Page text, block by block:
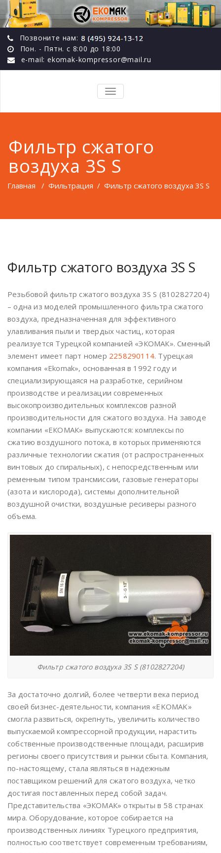
Позвоните нам:
Пон. - Пятн. с 8:00 до 18:00
e-mail: ekomak-kompressor@mail.ru
TOGGLE
Фильтр сжатого
воздуха 3S S
Главная / Фильтрация / Фильтр сжатого воздуха 3S S
Фильтр сжатого воздуха 3S S
Резьбовой фильтр сжатого воздуха 3S S (8102827204)
– одна из моделей промышленного фильтра сжатого
воздуха, предназначенная для эффективного
улавливания пыли и твердых частиц, которая
реализуется Турецкой компанией «ЭКОМАК». Сменный
элемент имеет парт номер 2258290114. Турецкая
компания «Ekomak», основанная в 1992 году и
специализирующаяся на разработке, серийном
производстве и реализации современных
высокопроизводительных комплексов разной
производительности для сжатого воздуха. На заводе
компании «ЕКОМАК» выпускаются: комплексы по
сжатию воздушного потока, в которых применяются
различные технологии сжатия (от распространенных
винтовых до спиральных), с непосредственным или
ременным типом трансмиссии, газовые генераторы
(азота и кислорода), системы дополнительной
воздушной очистки, воздушные ресиверы разного
объема.
Фильтр сжатого воздуха 3S S (8102827204)
За достаточно долгий, более четверти века период
своей бизнес-деятельности, компания «EKOMAK»
смогла развиться, окрепнуть, увеличить количество
выпускаемой компрессорной продукции, нарастить
собственные производственные площади, расширив
регионы своего присутствия и рынки сбыта. Компания,
по-настоящему, стала являться в надежным
поставщиком решений для сжатого воздуха, четко
достигая поставленных перед собой задач.
Представительства «ЭКОМАК» открыты в 58 странах
мира. Оборудование, которое собирается на
производственных линиях Турецкого предприятия,
полностью соответствует современным требованиям,